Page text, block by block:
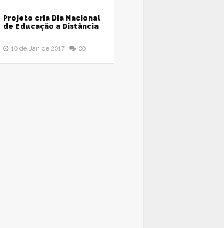
Projeto cria Dia Nacional
de Educação a Distância
10 de Jan de 2017 00